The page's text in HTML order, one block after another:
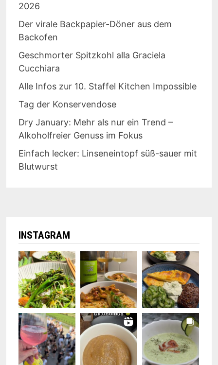
2026
Der virale Backpapier-Döner aus dem
Backofen
Geschmorter Spitzkohl alla Graciela
Cucchiara
Alle Infos zur 10. Staffel Kitchen Impossible
Tag der Konservendose
Dry January: Mehr als nur ein Trend –
Alkoholfreier Genuss im Fokus
Einfach lecker: Linseneintopf süß-sauer mit
Blutwurst
INSTAGRAM